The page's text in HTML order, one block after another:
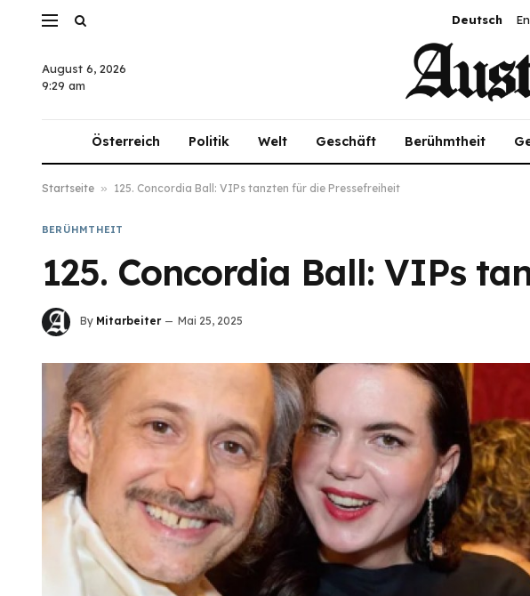
Deutsch
August 6, 2026
9:29 am
Österreich Politik Welt Geschäft Berühmtheit
Startseite » 125. Concordia Ball: VIPs tanzten für die Pressefreiheit
BERÜHMTHEIT
125. Concordia Ball: VIPs
By Mitarbeiter Mai 25, 2025